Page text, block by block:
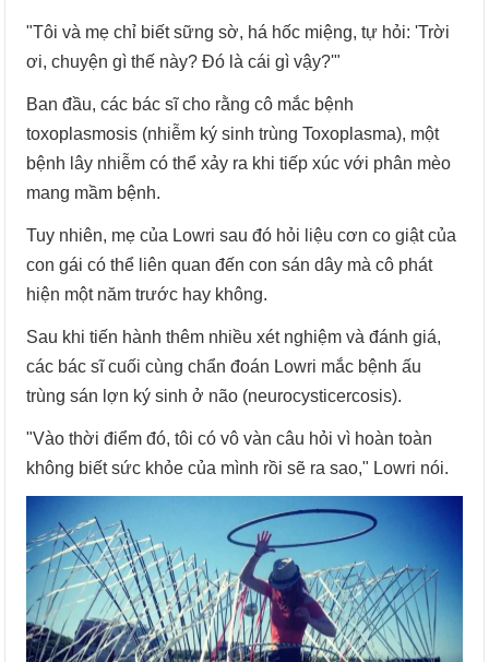
"Tôi và mẹ chỉ biết sững sờ, há hốc miệng, tự hỏi: 'Trời
ơi, chuyện gì thế này? Đó là cái gì vậy?'"
Ban đầu, các bác sĩ cho rằng cô mắc bệnh
toxoplasmosis (nhiễm ký sinh trùng Toxoplasma), một
bệnh lây nhiễm có thể xảy ra khi tiếp xúc với phân mèo
mang mầm bệnh.
Tuy nhiên, mẹ của Lowri sau đó hỏi liệu cơn co giật của
con gái có thể liên quan đến con sán dây mà cô phát
hiện một năm trước hay không.
Sau khi tiến hành thêm nhiều xét nghiệm và đánh giá,
các bác sĩ cuối cùng chẩn đoán Lowri mắc bệnh ấu
trùng sán lợn ký sinh ở não (neurocysticercosis).
"Vào thời điểm đó, tôi có vô vàn câu hỏi vì hoàn toàn
không biết sức khỏe của mình rồi sẽ ra sao," Lowri nói.